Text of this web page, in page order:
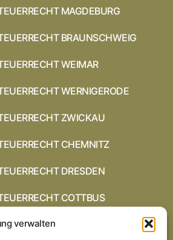
verwalten
MAGDEBURG
BRAUNSCHWEIG
WEIMAR
WERNIGERODE
ZWICKAU
CHEMNITZ
DRESDEN
COTTBUS
IN